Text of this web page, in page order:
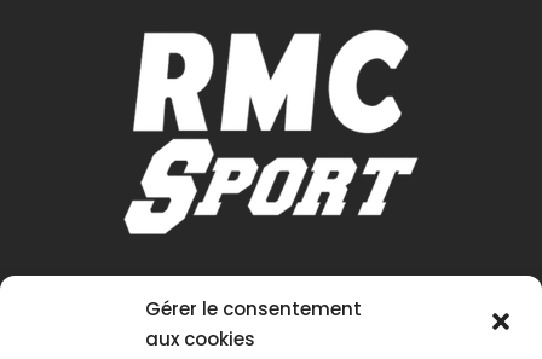
Gérer le consentement
aux cookies